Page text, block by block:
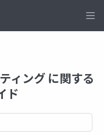
ィング に関する
ド